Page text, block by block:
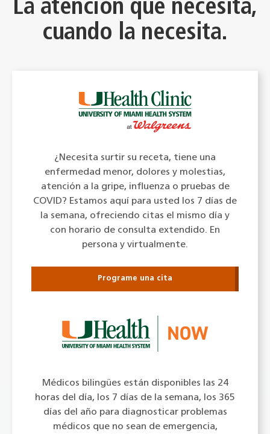
La atención que necesita,
cuando la necesita.
¿Necesita surtir su receta, tiene una
enfermedad menor, dolores y molestias,
atención a la gripe, influenza o pruebas de
COVID? Estamos aquí para usted los 7 días de
la semana, ofreciendo citas el mismo día y
con horario de consulta extendido. En
persona y virtualmente.
Programe una cita
Médicos bilingües están disponibles las 24
horas del día, los 7 días de la semana, los 365
días del año para diagnosticar problemas
médicos que no sean de emergencia,